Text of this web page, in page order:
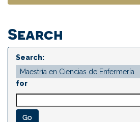
Search
Search:
for